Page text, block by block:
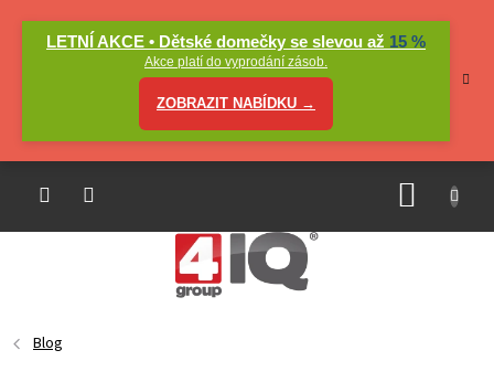
LETNÍ AKCE • Dětské domečky se slevou až 15 %
Akce platí do vyprodání zásob.
ZOBRAZIT NABÍDKU →
Blog